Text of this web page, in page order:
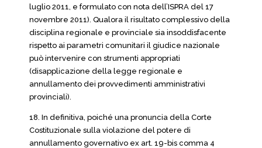
luglio 2011, e formulato con nota dell’ISPRA del 17
novembre 2011). Qualora il risultato complessivo della
disciplina regionale e provinciale sia insoddisfacente
rispetto ai parametri comunitari il giudice nazionale
può intervenire con strumenti appropriati
(disapplicazione della legge regionale e
annullamento dei provvedimenti amministrativi
provinciali).
18. In definitiva, poiché una pronuncia della Corte
Costituzionale sulla violazione del potere di
annullamento governativo ex art. 19-bis comma 4